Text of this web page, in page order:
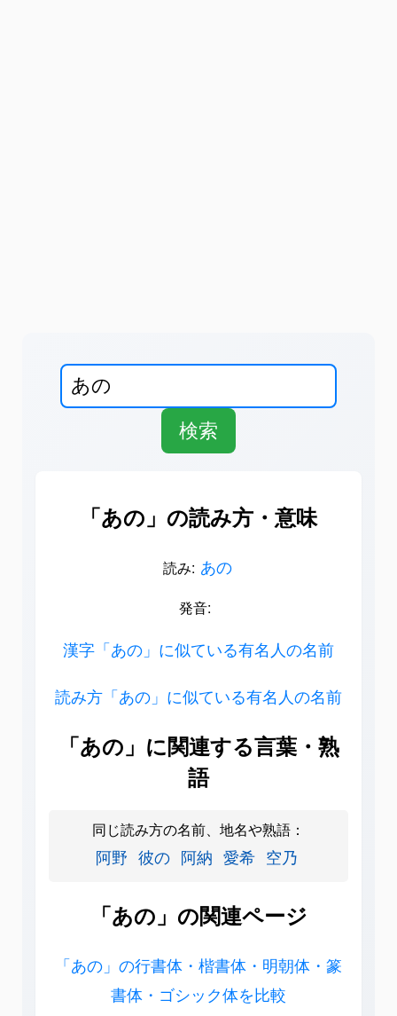
「あの」の読み方・意味
読み: あの
発音:
漢字「あの」に似ている有名人の名前
読み方「あの」に似ている有名人の名前
「あの」に関連する言葉・熟
語
同じ読み方の名前、地名や熟語：
阿野 彼の 阿納 愛希 空乃
「あの」の関連ページ
「あの」の行書体・楷書体・明朝体・篆
書体・ゴシック体を比較